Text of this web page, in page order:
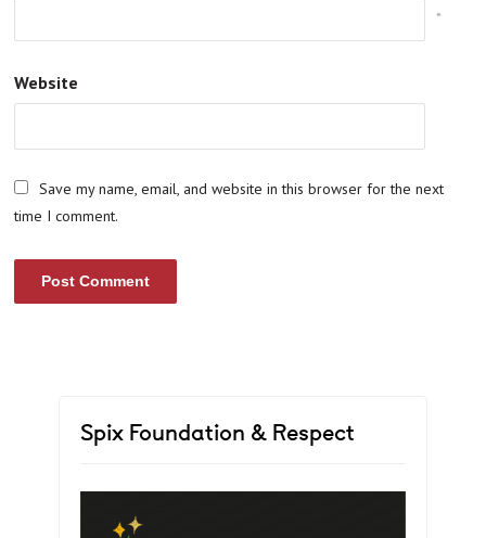
*
Website
Save my name, email, and website in this browser for the next
time I comment.
Spix Foundation & Respect